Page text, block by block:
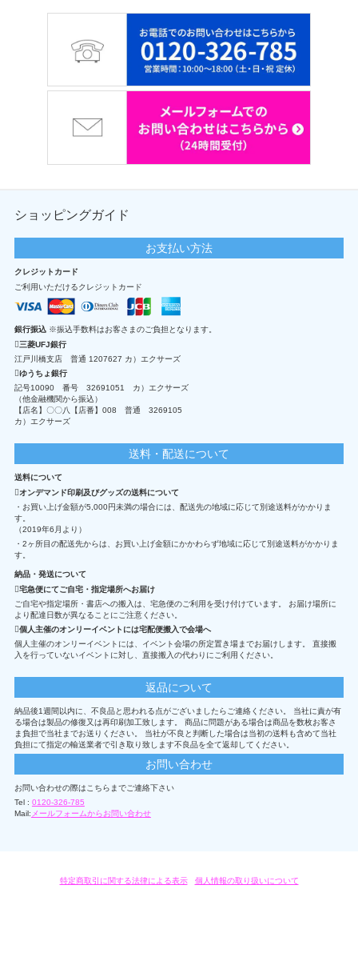
ショッピングガイド
お支払い方法
クレジットカード
ご利用いただけるクレジットカード
銀行振込 ※振込手数料はお客さまのご負担となります。
三菱UFJ銀行
江戸川橋支店 普通 1207627 カ）エクサーズ
ゆうちょ銀行
記号10090 番号 32691051 カ）エクサーズ
（他金融機関から振込）
【店名】〇〇八【店番】008 普通 3269105
カ）エクサーズ
送料・配送について
送料について
オンデマンド印刷及びグッズの送料について
・お買い上げ金額が5,000円未満の場合には、配送先の地域に応じて別途送料がかかりま
す。
（2019年6月より）
・2ヶ所目の配送先からは、お買い上げ金額にかかわらず地域に応じて別途送料がかかりま
す。
納品・発送について
宅急便にてご自宅・指定場所へお届け
ご自宅や指定場所・書店への搬入は、宅急便のご利用を受け付けています。 お届け場所に
より配達日数が異なることにご注意ください。
個人主催のオンリーイベントには宅配便搬入で会場へ
個人主催のオンリーイベントには、イベント会場の所定置き場までお届けします。 直接搬
入を行っていないイベントに対し、直接搬入の代わりにご利用ください。
返品について
納品後1週間以内に、不良品と思われる点がございましたらご連絡ください。 当社に責が有
る場合は製品の修復又は再印刷加工致します。 商品に問題がある場合は商品を数枚お客さ
ま負担で当社までお送りください。 当社が不良と判断した場合は当初の送料も含めて当社
負担にて指定の輸送業者で引き取り致します不良品を全て返却してください。
お問い合わせ
お問い合わせの際はこちらまでご連絡下さい
Tel : 0120-326-785
Mail: メールフォームからお問い合わせ
特定商取引に関する法律による表示/ 個人情報の取り扱いについて